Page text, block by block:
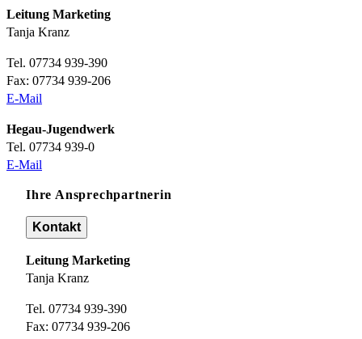
Leitung Marketing
Tanja Kranz
Tel. 07734 939-390
Fax: 07734 939-206
E-Mail
Hegau-Jugendwerk
Tel. 07734 939-0
E-Mail
Ihre Ansprechpartnerin
Kontakt
Leitung Marketing
Tanja Kranz
Tel. 07734 939-390
Fax: 07734 939-206